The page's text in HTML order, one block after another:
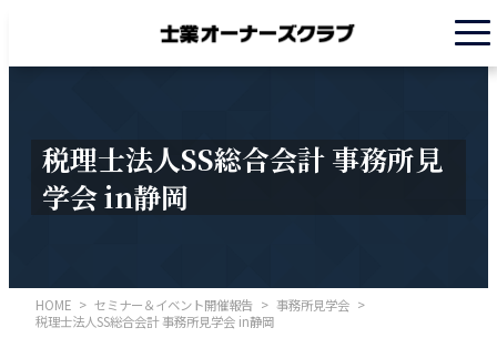
税理士法人SS総合会計 事務所見
学会 in静岡
HOME > セミナー＆イベント開催報告 > 事務所見学会 >
税理士法人SS総合会計 事務所見学会 in静岡